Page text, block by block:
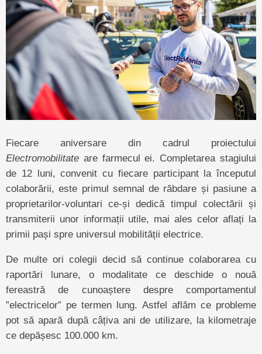
Fiecare aniversare din cadrul proiectului
Electromobilitate are farmecul ei. Completarea stagiului
de 12 luni, convenit cu fiecare participant la începutul
colaborării, este primul semnal de răbdare și pasiune a
proprietarilor-voluntari ce-și dedică timpul colectării și
transmiterii unor informații utile, mai ales celor aflați la
primii pași spre universul mobilității electrice.
De multe ori colegii decid să continue colaborarea cu
raportări lunare, o modalitate ce deschide o nouă
fereastră de cunoaștere despre comportamentul
”electricelor” pe termen lung. Astfel aflăm ce probleme
pot să apară după câțiva ani de utilizare, la kilometraje
ce depășesc 100.000 km.